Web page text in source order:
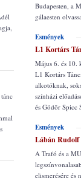
Budapesten, a
gálaesten
Esmények
L1 Kortárs
Május 6. és 10.
L1 Kortárs
alkotóknak,
színházi
és Gödör Spicc
Esmények
Lábán Rudolf
A Trafó és a
elismerésére és